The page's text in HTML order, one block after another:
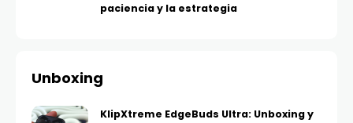
paciencia y la estrategia
Unboxing
KlipXtreme EdgeBuds Ultra: Unboxing y